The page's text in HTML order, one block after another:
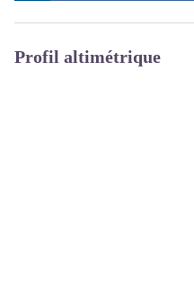
Profil altimétrique